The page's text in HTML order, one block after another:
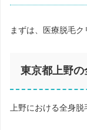
まずは、医療脱毛ク
東京都上野
上野における全身